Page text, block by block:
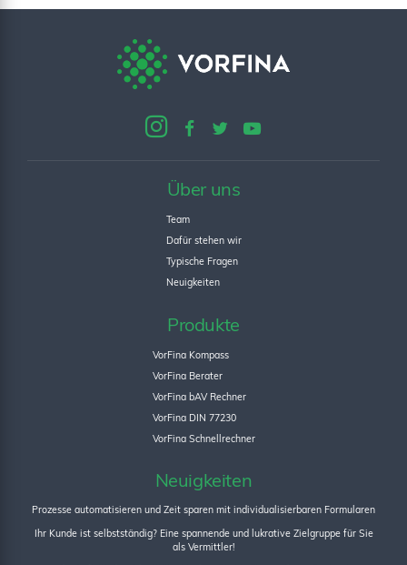
Über uns
Team
Dafür stehen wir
Typische Fragen
Neuigkeiten
Produkte
VorFina Kompass
VorFina Berater
VorFina bAV Rechner
VorFina DIN 77230
VorFina Schnellrechner
Neuigkeiten
Prozesse automatisieren und Zeit sparen mit individualisierbaren Formularen
Ihr Kunde ist selbstständig? Eine spannende und lukrative Zielgruppe für Sie
als Vermittler!